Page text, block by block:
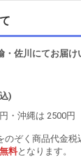
・佐川にてお届け
)
・沖縄は 2500円
のぞく商品代金税
料となります。